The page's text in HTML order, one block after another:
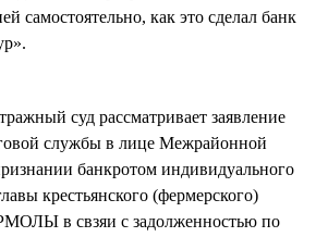
самостоятельно, как это сделал банк
суд рассматривает заявление
службы в лице Межрайонной
банкротом индивидуального
крестьянского (фермерского)
в свзяи с задолженностью по